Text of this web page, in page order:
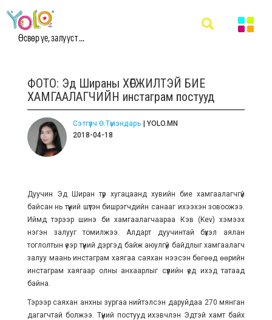
Өсвөр үе, залууст ...
ФОТО: Эд Шираны ХӨГЖИЛТЭЙ БИЕ
ХАМГААЛАГЧИЙН инстаграм постууд
Сэтгүүлч Ө.Түмэндарь | YOLO.MN
2018-04-18
Дуучин Эд Ширан түр хугацаанд хувийн бие хамгаалагчгүй
байсан нь түүний шүтэн бишрэгчдийн санааг ихээхэн зовоожээ.
Иймд тэрээр шинэ би хамгаалагчаараа Кэв (Kev) хэмээх
нэгэн залууг томилжээ. Алдарт дуучинтай бүхэл аялан
тоглолтын үеэр түүний дэргэд байж аюулгүй байдлыг хамгаалагч
залуу маань инстаграм хаягаа саяхан нээсэн бөгөөд өөрийн
инстаграм хаягаар олны анхаарлыг сүүлийн үед ихэд татаад
байна.
Тэрээр саяхан анхны зургаа нийтэлсэн даруйдаа 270 мянган
дагагчтай болжээ. Түүний постууд ихэвчлэн Эдтэй хамт байх